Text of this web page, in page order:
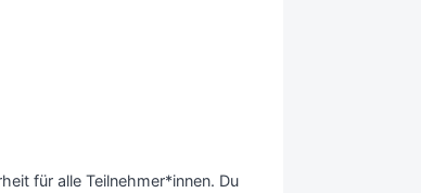
für alle Teilnehmer*innen. Du